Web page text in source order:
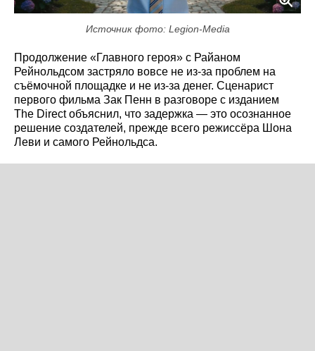
Источник фото: Legion-Media
Продолжение «Главного героя» с Райаном
Рейнольдсом застряло вовсе не из-за проблем на
съёмочной площадке и не из-за денег. Сценарист
первого фильма Зак Пенн в разговоре с изданием
The Direct объяснил, что задержка — это осознанное
решение создателей, прежде всего режиссёра Шона
Леви и самого Рейнольдса.